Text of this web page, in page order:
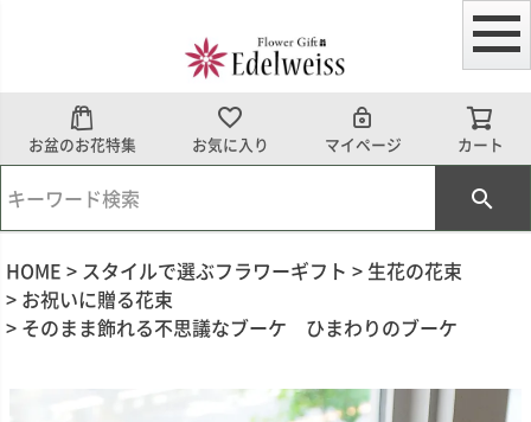
お盆のお花特集 お気に入り マイページ カート
HOME スタイルで選ぶフラワーギフト
生花の花束
お祝いに贈る花束
そのまま飾れる不思議なブーケ ひまわりのブーケ